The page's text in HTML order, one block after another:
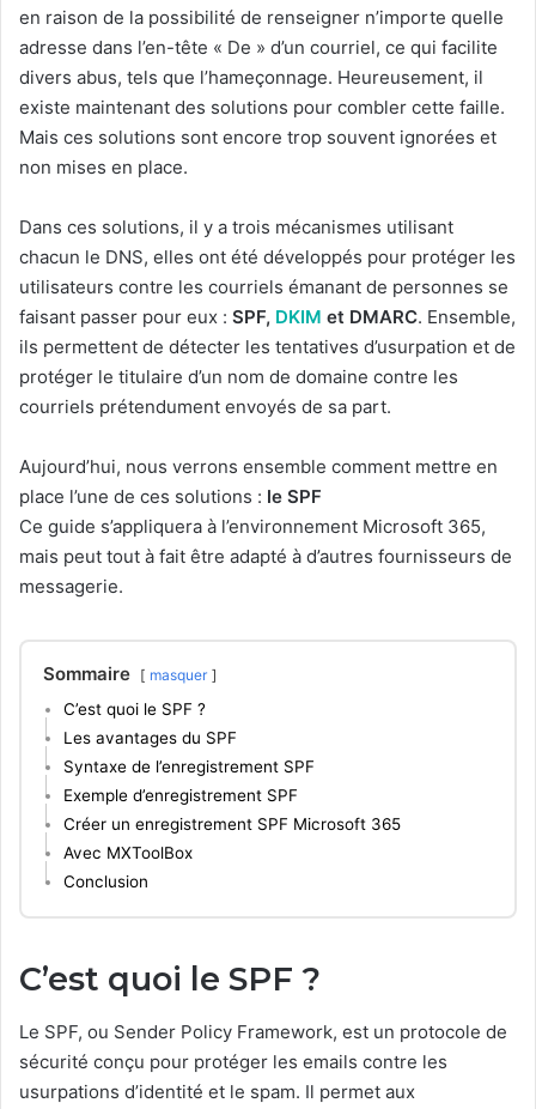
en raison de la possibilité de renseigner n’importe quelle
adresse dans l’en-tête « De » d’un courriel, ce qui facilite
divers abus, tels que l’hameçonnage. Heureusement, il
existe maintenant des solutions pour combler cette faille.
Mais ces solutions sont encore trop souvent ignorées et
non mises en place.
Dans ces solutions, il y a trois mécanismes utilisant
chacun le DNS, elles ont été développés pour protéger les
utilisateurs contre les courriels émanant de personnes se
faisant passer pour eux : SPF, DKIM et DMARC. Ensemble,
ils permettent de détecter les tentatives d’usurpation et de
protéger le titulaire d’un nom de domaine contre les
courriels prétendument envoyés de sa part.
Aujourd’hui, nous verrons ensemble comment mettre en
place l’une de ces solutions : le SPF
Ce guide s’appliquera à l’environnement Microsoft 365,
mais peut tout à fait être adapté à d’autres fournisseurs de
messagerie.
Sommaire masquer
C’est quoi le SPF ?
Les avantages du SPF
Syntaxe de l’enregistrement SPF
Exemple d’enregistrement SPF
Créer un enregistrement SPF Microsoft 365
Avec MXToolBox
Conclusion
C’est quoi le SPF ?
Le SPF, ou Sender Policy Framework, est un protocole de
sécurité conçu pour protéger les emails contre les
usurpations d’identité et le spam. Il permet aux